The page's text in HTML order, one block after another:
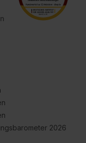
2026